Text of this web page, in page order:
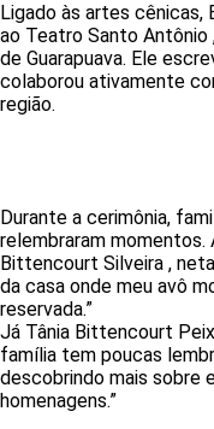
Ligado às artes
ao Teatro Santo Antônio
de Guarapuava. Ele
colaborou ativamente
região.
Durante a cerimônia,
relembraram momentos.
Bittencourt Silveira ,
da casa onde meu avô
reservada.”
Já Tânia Bittencourt
família tem poucas
descobrindo mais sobre
homenagens.”